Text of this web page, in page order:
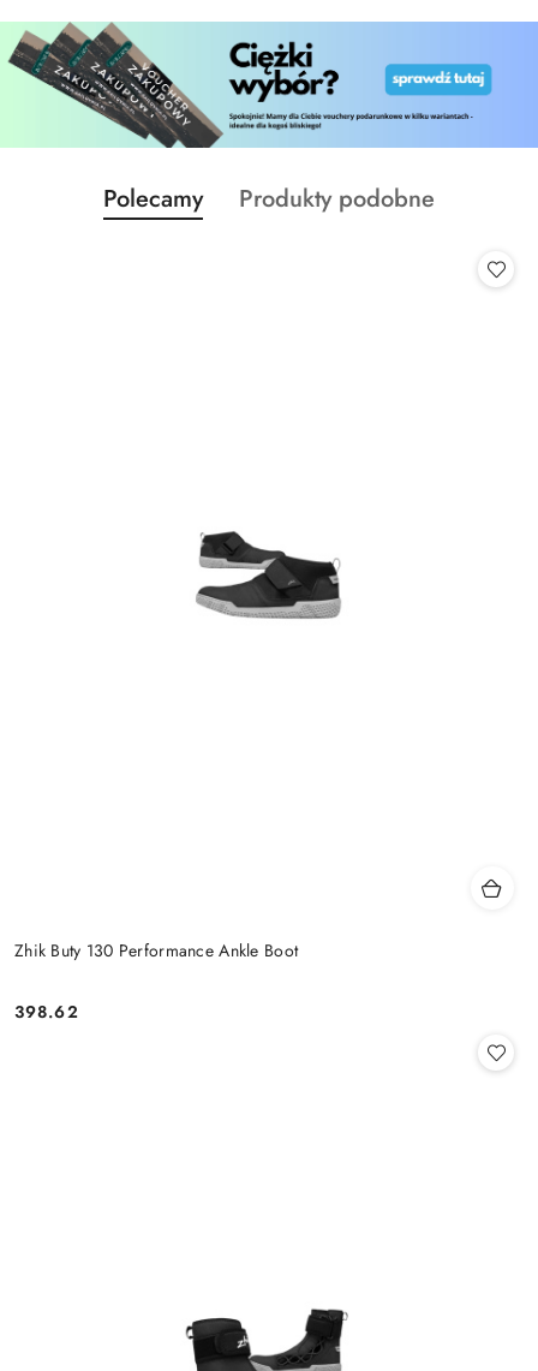
Pomiń karuzelę produktów
Produkty
o
Polecamy
Produkty
Produkty podobne
Zhik Buty 130 Performance Ankle Boot
Cena:
398.62